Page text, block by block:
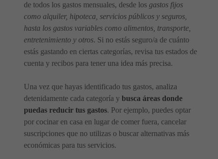
de todos los gastos mensuales, desde los gastos fijos
como alquiler, hipoteca, servicios públicos y seguros,
hasta los gastos variables como alimentos, transporte,
entretenimiento y otros. Si no estás seguro/a de cuánto
estás gastando en ciertas categorías, revisa tus estados de
cuenta y recibos para tener una idea más precisa.
Una vez que hayas identificado tus gastos, analiza
detenidamente cada categoría y busca áreas donde
puedas reducir tus gastos. Por ejemplo, puedes optar
por cocinar en casa en lugar de comer fuera, cancelar
suscripciones que no utilizas o buscar alternativas más
económicas para tus servicios.